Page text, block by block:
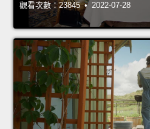
觀看次數：23845 • 2022-07-28